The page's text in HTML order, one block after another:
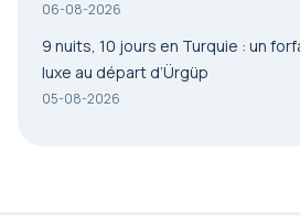
06-08-2026
9 nuits, 10 jours en Turquie : un
luxe au départ d’Ürgüp
05-08-2026